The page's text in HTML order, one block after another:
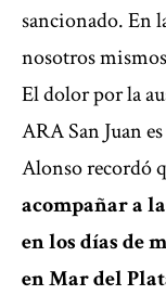
sancionado. En
nosotros
El dolor por la
ARA San Juan
Alonso recordó
acompañar a
en los días de
en Mar del